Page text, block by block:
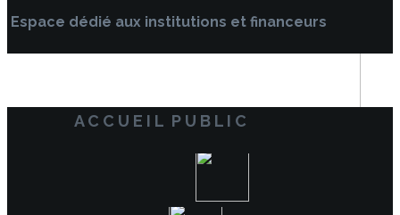
Espace dédié aux institutions et financeurs
A C C U E I L P U B L I C